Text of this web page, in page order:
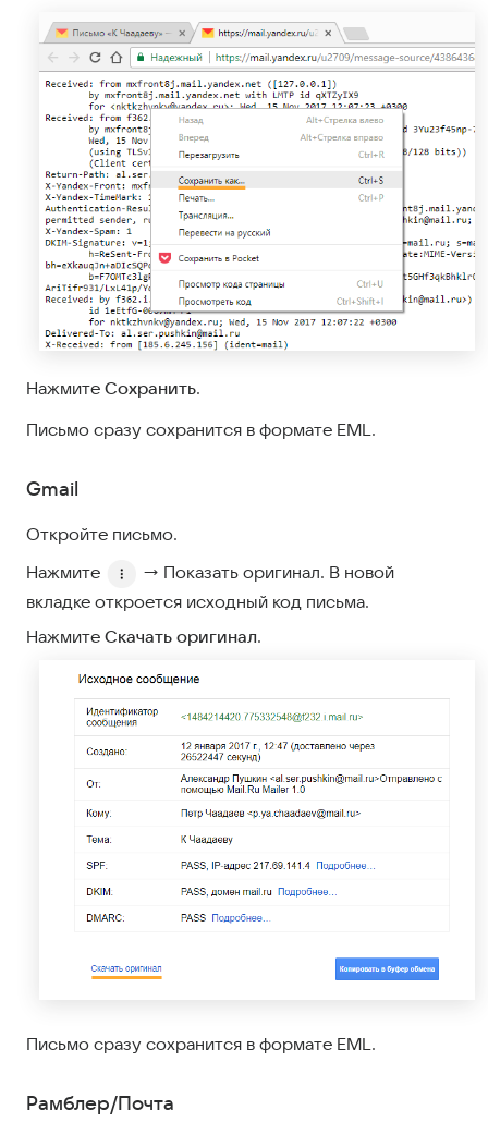
Нажмите Сохранить.
Письмо сразу сохранится в формате EML.
Gmail
Откройте письмо.
Нажмите
→ Показать оригинал. В новой
вкладке откроется исходный код письма.
Нажмите Скачать оригинал.
Письмо сразу сохранится в формате EML.
Рамблер/Почта